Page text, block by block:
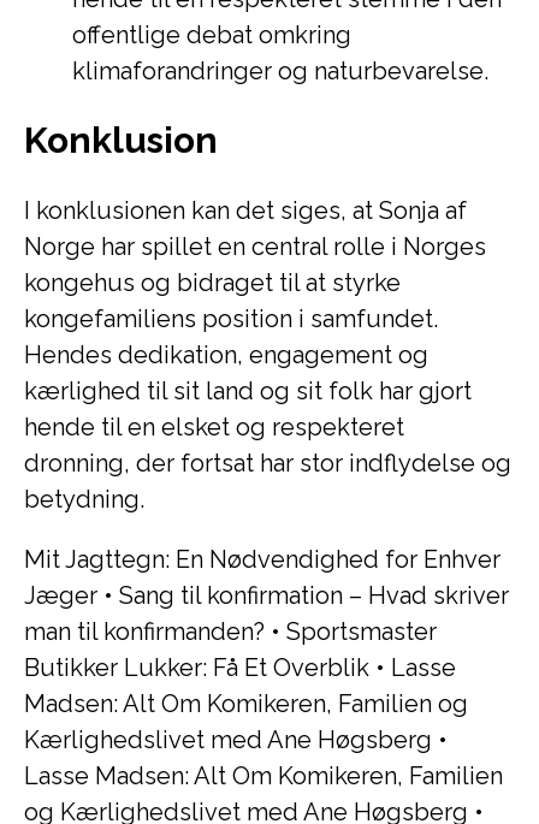
offentlige debat omkring
klimaforandringer og naturbevarelse.
Konklusion
I konklusionen kan det siges, at Sonja af
Norge har spillet en central rolle i Norges
kongehus og bidraget til at styrke
kongefamiliens position i samfundet.
Hendes dedikation, engagement og
kærlighed til sit land og sit folk har gjort
hende til en elsket og respekteret
dronning, der fortsat har stor indflydelse og
betydning.
Mit Jagttegn: En Nødvendighed for Enhver
Jæger • Sang til konfirmation – Hvad skriver
man til konfirmanden? • Sportsmaster
Butikker Lukker: Få Et Overblik • Lasse
Madsen: Alt Om Komikeren, Familien og
Kærlighedslivet med Ane Høgsberg •
Lasse Madsen: Alt Om Komikeren, Familien
og Kærlighedslivet med Ane Høgsberg •